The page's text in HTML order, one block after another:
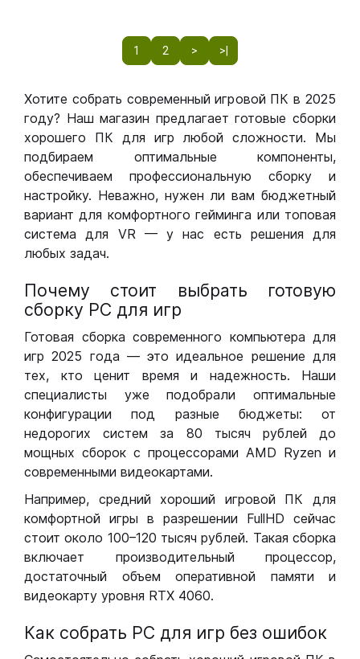
1 2 > >|
Хотите собрать современный игровой ПК в 2025
году? Наш магазин предлагает готовые сборки
хорошего ПК для игр любой сложности. Мы
подбираем оптимальные компоненты,
обеспечиваем профессиональную сборку и
настройку. Неважно, нужен ли вам бюджетный
вариант для комфортного гейминга или топовая
система для VR — у нас есть решения для
любых задач.
Почему стоит выбрать готовую
сборку РС для игр
Готовая сборка современного компьютера для
игр 2025 года — это идеальное решение для
тех, кто ценит время и надежность. Наши
специалисты уже подобрали оптимальные
конфигурации под разные бюджеты: от
недорогих систем за 80 тысяч рублей до
мощных сборок с процессорами AMD Ryzen и
современными видеокартами.
Например, средний хороший игровой ПК для
комфортной игры в разрешении FullHD сейчас
стоит около 100–120 тысяч рублей. Такая сборка
включает производительный процессор,
достаточный объем оперативной памяти и
видеокарту уровня RTX 4060.
Как собрать РС для игр без ошибок